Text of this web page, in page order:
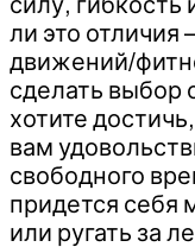
ли это отличия
движений/
сделать выбор
хотите
вам
свободного
придется себя
или ругать за